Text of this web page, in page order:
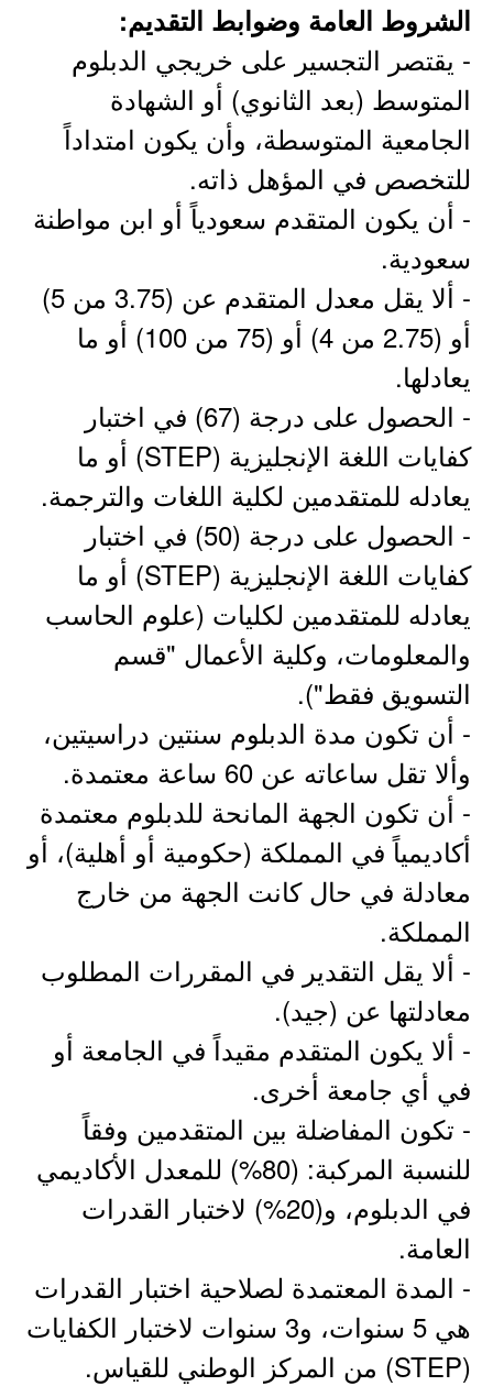
الشروط العامة وضوابط التقديم:
- يقتصر التجسير على خريجي الدبلوم
المتوسط (بعد الثانوي) أو الشهادة
الجامعية المتوسطة، وأن يكون امتداداً
للتخصص في المؤهل ذاته.
- أن يكون المتقدم سعودياً أو ابن مواطنة
سعودية.
- ألا يقل معدل المتقدم عن (3.75 من 5)
أو (2.75 من 4) أو (75 من 100) أو ما
يعادلها.
- الحصول على درجة (67) في اختبار
كفايات اللغة الإنجليزية (STEP) أو ما
يعادله للمتقدمين لكلية اللغات والترجمة.
- الحصول على درجة (50) في اختبار
كفايات اللغة الإنجليزية (STEP) أو ما
يعادله للمتقدمين لكليات (علوم الحاسب
والمعلومات، وكلية الأعمال "قسم
التسويق فقط").
- أن تكون مدة الدبلوم سنتين دراسيتين،
وألا تقل ساعاته عن 60 ساعة معتمدة.
- أن تكون الجهة المانحة للدبلوم معتمدة
أكاديمياً في المملكة (حكومية أو أهلية)، أو
معادلة في حال كانت الجهة من خارج
المملكة.
- ألا يقل التقدير في المقررات المطلوب
معادلتها عن (جيد).
- ألا يكون المتقدم مقيداً في الجامعة أو
في أي جامعة أخرى.
- تكون المفاضلة بين المتقدمين وفقاً
للنسبة المركبة: (80%) للمعدل الأكاديمي
في الدبلوم، و(20%) لاختبار القدرات
العامة.
- المدة المعتمدة لصلاحية اختبار القدرات
هي 5 سنوات، و3 سنوات لاختبار الكفايات
(STEP) من المركز الوطني للقياس.